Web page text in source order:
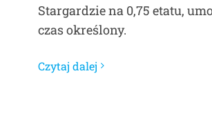
Stargardzie na 0,75 etatu,
czas określony.
Czytaj dalej